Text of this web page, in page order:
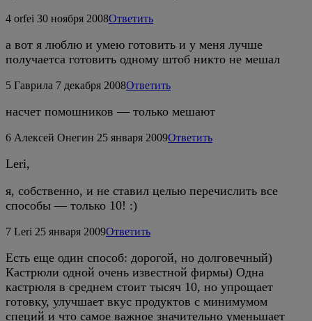
4 orfei 30 ноября 2008Ответить
а вот я люблю и умею готовить и у меня лучше
получаетса готовить одному штоб никто не мешал
5 Гаврила 7 декабря 2008Ответить
насчет помошников — только мешают
6 Алексей Онегин 25 января 2009Ответить
Leri,
я, собственно, и не ставил целью перечислить все
способы — только 10! :)
7 Leri 25 января 2009Ответить
Есть еще один способ: дорогой, но долговечный)
Кастрюли одной очень известной фирмы) Одна
кастрюля в среднем стоит тысяч 10, но упрощает
готовку, улучшает вкус продуктов с минимумом
специй и что самое важное значительно уменьшает